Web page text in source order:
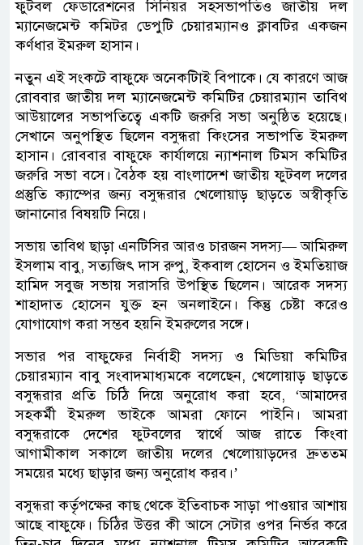
ফুটবল ফেডারেশনের সিনিয়র সহসভাপতিও জাতীয় দল
ম্যানেজমেন্ট কমিটর ডেপুটি চেয়ারম্যানও ক্লাবটির একজন
কর্ণধার ইমরুল হাসান।
নতুন এই সংকটে বাফুফে অনেকটািই বিপাকে। যে কারণে আজ
রোববার জাতীয় দল ম্যানেজমেন্ট কমিটির চেয়ারম্যান তাবিথ
আউয়ালের সভাপতিত্বে একটি জরুরি সভা অনুষ্ঠিত হয়েছে।
সেখানে অনুপস্থিত ছিলেন বসুন্ধরা কিংসের সভাপতি ইমরুল
হাসান। রোববার বাফুফে কার্যালয়ে ন্যাশনাল টিমস কমিটির
জরুরি সভা বসে। বৈঠক হয় বাংলাদেশ জাতীয় ফুটবল দলের
প্রস্তুতি ক্যাম্পের জন্য বসুন্ধরার খেলোয়াড় ছাড়তে অস্বীকৃতি
জানানোর বিষয়টি নিয়ে।
সভায় তাবিথ ছাড়া এনটিসির আরও চারজন সদস্য— আমিরুল
ইসলাম বাবু, সত্যজিৎ দাস রুপু, ইকবাল হোসেন ও ইমতিয়াজ
হামিদ সবুজ সভায় সরাসরি উপস্থিত ছিলেন। আরেক সদস্য
শাহাদাত হোসেন যুক্ত হন অনলাইনে। কিন্তু চেষ্টা করেও
যোগাযোগ করা সম্ভব হয়নি ইমরুলের সঙ্গে।
সভার পর বাফুফের নির্বাহী সদস্য ও মিডিয়া কমিটির
চেয়ারম্যান বাবু সংবাদমাধ্যমকে বলেছেন, খেলোয়াড় ছাড়তে
বসুন্ধরার প্রতি চিঠি দিয়ে অনুরোধ করা হবে, ‘আমাদের
সহকর্মী ইমরুল ভাইকে আমরা ফোনে পাইনি। আমরা
বসুন্ধরাকে দেশের ফুটবলের স্বার্থে আজ রাতে কিংবা
আগামীকাল সকালে জাতীয় দলের খেলোয়াড়দের দ্রুততম
সময়ের মধ্যে ছাড়ার জন্য অনুরোধ করব।’
বসুন্ধরা কর্তৃপক্ষের কাছ থেকে ইতিবাচক সাড়া পাওয়ার আশায়
আছে বাফুফে। চিঠির উত্তর কী আসে সেটার ওপর নির্ভর করে